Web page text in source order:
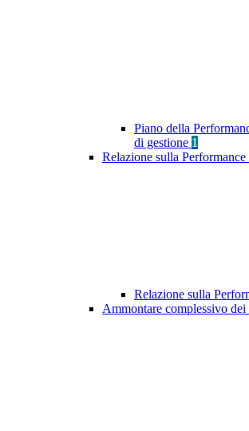
Piano della
di gestione 1
Relazione sulla Performance
Relazione sulla
Ammontare complessivo dei